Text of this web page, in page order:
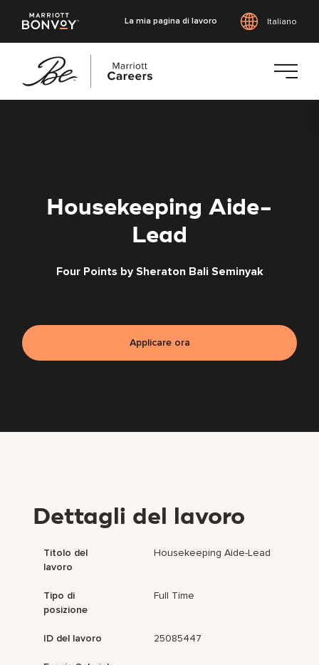
La mia pagina di lavoro Italiano
Housekeeping Aide-
Lead
Four Points by Sheraton Bali Seminyak
Applicare ora
Dettagli del lavoro
Titolo del
lavoro
Housekeeping Aide-Lead
Tipo di
posizione
Full Time
ID del lavoro 25085447